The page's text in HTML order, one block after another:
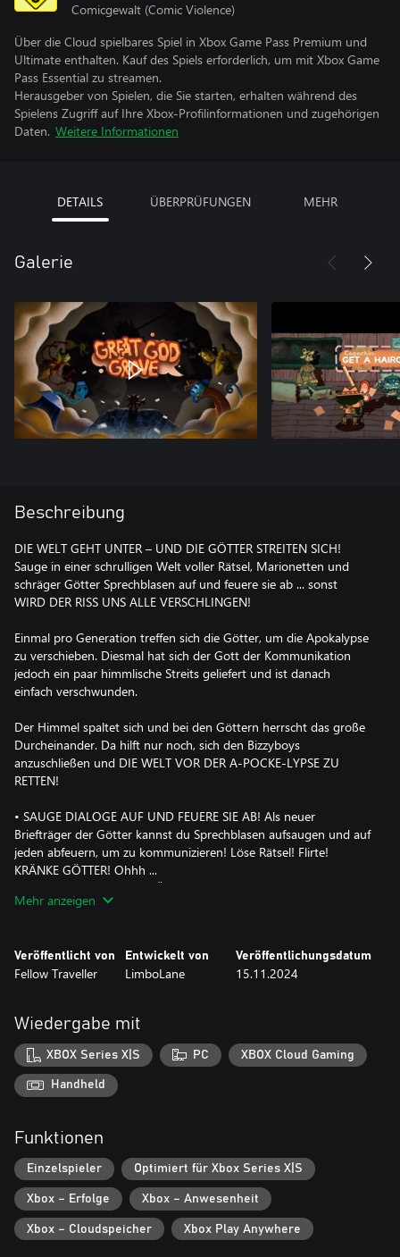
Comicgewalt (Comic Violence)
Über die Cloud spielbares Spiel in Xbox Game Pass Premium und
Ultimate enthalten. Kauf des Spiels erforderlich, um mit Xbox Game
Pass Essential zu streamen.
Herausgeber von Spielen, die Sie starten, erhalten während des
Spielens Zugriff auf Ihre Xbox-Profilinformationen und zugehörigen
Daten. Weitere Informationen
DETAILS ÜBERPRÜFUNGEN MEHR
Galerie
Beschreibung
DIE WELT GEHT UNTER – UND DIE GÖTTER STREITEN SICH!
Sauge in einer schrulligen Welt voller Rätsel, Marionetten und
schräger Götter Sprechblasen auf und feuere sie ab ... sonst
WIRD DER RISS UNS ALLE VERSCHLINGEN!
Einmal pro Generation treffen sich die Götter, um die Apokalypse
zu verschieben. Diesmal hat sich der Gott der Kommunikation
jedoch ein paar himmlische Streits geliefert und ist danach
einfach verschwunden.
Der Himmel spaltet sich und bei den Göttern herrscht das große
Durcheinander. Da hilft nur noch, sich den Bizzyboys
anzuschließen und DIE WELT VOR DER A-POCKE-LYPSE ZU
RETTEN!
• SAUGE DIALOGE AUF UND FEUERE SIE AB! Als neuer
Briefträger der Götter kannst du Sprechblasen aufsaugen und auf
jeden abfeuern, um zu kommunizieren! Löse Rätsel! Flirte!
KRÄNKE GÖTTER! Ohhh ...
• ENTDECKE GROTESKE GÖTTER: Der Gott des Teamworks? Der
Gott der LIEBESLIEDER? Wer hat hier das Sagen ...?
Mehr anzeigen
Veröffentlicht von
Fellow Traveller
Entwickelt von
LimboLane
Veröffentlichungsdatum
15.11.2024
Wiedergabe mit
XBOX Series X|S PC XBOX Cloud Gaming
Handheld
Funktionen
Einzelspieler Optimiert für Xbox Series X|S
Xbox – Erfolge Xbox – Anwesenheit
Xbox – Cloudspeicher Xbox Play Anywhere